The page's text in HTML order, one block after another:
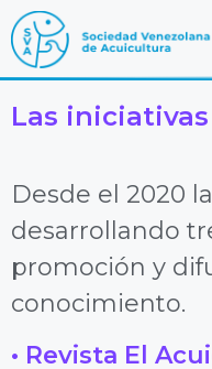
Las iniciativas
Desde el 2020
desarrollando
promoción y
conocimiento.
• Revista El